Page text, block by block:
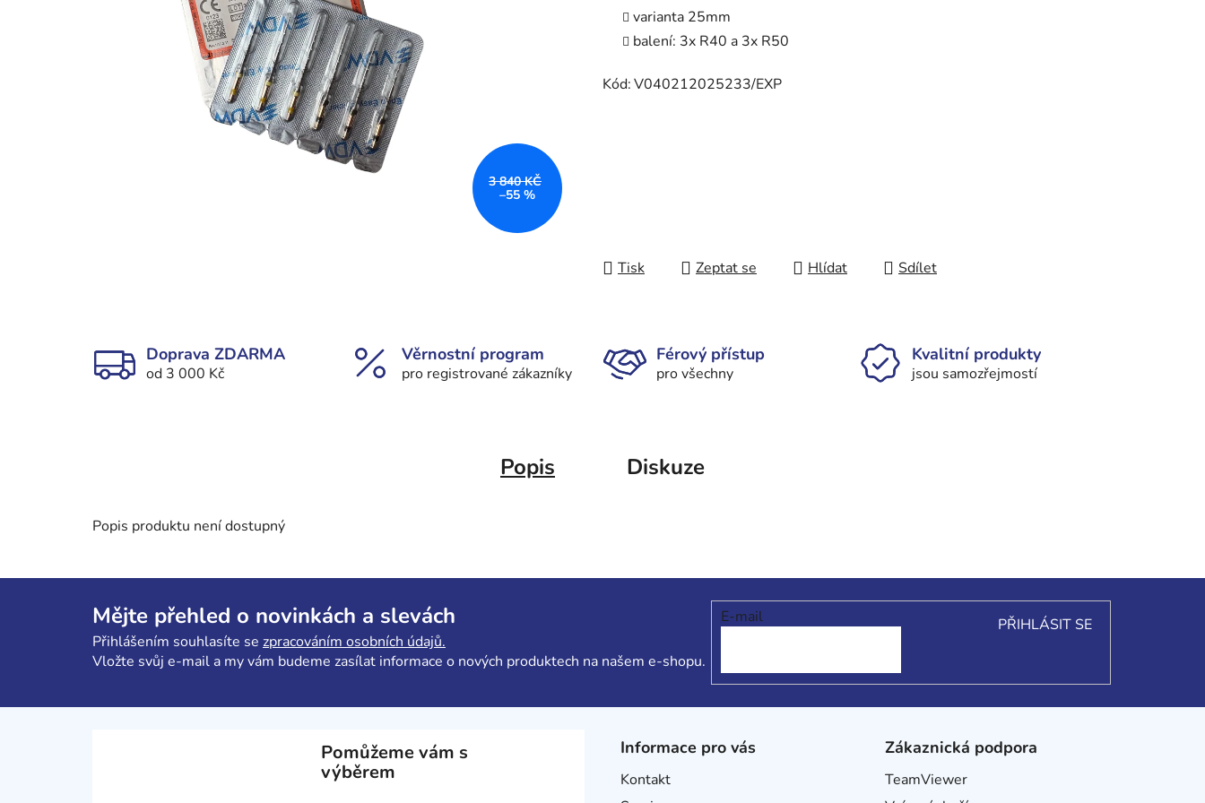
varianta 25mm
balení: 3x R40 a 3x R50
Kód:V040212025233/EXP
Tisk Zeptat se Hlídat Sdílet
3 840 KČ
–55 %
Doprava ZDARMA
od 3 000 Kč
Věrnostní program
pro registrované zákazníky
Férový přístup
pro všechny
Kvalitní produkty
jsou samozřejmostí
Popis Diskuze
Popis produktu není dostupný
í
Mějte přehled o novinkách a slevách
Přihlášením souhlasíte se zpracováním osobních údajů.
Vložte svůj e-mail a my vám budeme zasílat informace o nových produktech na našem e-shopu.
E-mail PŘIHLÁSIT SE
Pomůžeme vám s
výběrem
Informace pro vás
Kontakt
Zákaznická podpora
TeamViewer